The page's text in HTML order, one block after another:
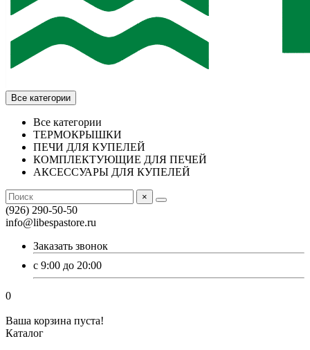
Все категории
Все категории
ТЕРМОКРЫШКИ
ПЕЧИ ДЛЯ КУПЕЛЕЙ
КОМПЛЕКТУЮЩИЕ ДЛЯ ПЕЧЕЙ
АКСЕССУАРЫ ДЛЯ КУПЕЛЕЙ
×
(926) 290-50-50
info@libespastore.ru
Заказать звонок
с 9:00 до 20:00
0
Ваша корзина пуста!
Каталог